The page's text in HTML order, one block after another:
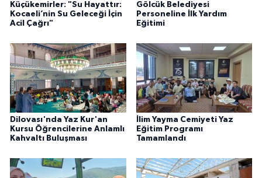
Küçükemirler: "Su Hayattır:
Kocaeli’nin Su Geleceği İçin
Acil Çağrı"
Gölcük Belediyesi
Personeline İlk Yardım
Eğitimi
Dilovası'nda Yaz Kur'an
Kursu Öğrencilerine Anlamlı
Kahvaltı Buluşması
İlim Yayma Cemiyeti Yaz
Eğitim Programı
Tamamlandı